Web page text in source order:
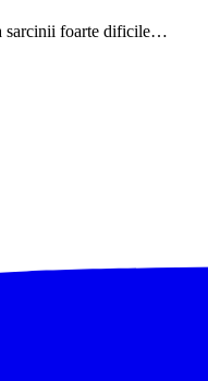
sarcinii foarte dificile…